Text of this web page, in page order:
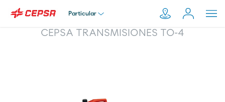
Particular
CEPSA TRANSMISIONES TO-4